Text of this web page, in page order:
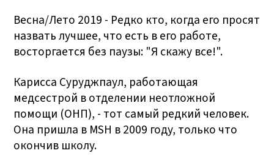
Весна/Лето 2019 - Редко кто, когда его просят
назвать лучшее, что есть в его работе,
восторгается без паузы: "Я скажу все!".
Карисса Суруджпаул, работающая
медсестрой в отделении неотложной
помощи (ОНП), - тот самый редкий человек.
Она пришла в MSH в 2009 году, только что
окончив школу.